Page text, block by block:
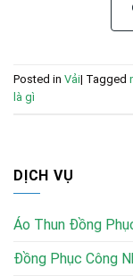
Posted in Vải| Tagged
là gì
DỊCH VỤ
Áo Thun Đồng
Đồng Phục Công